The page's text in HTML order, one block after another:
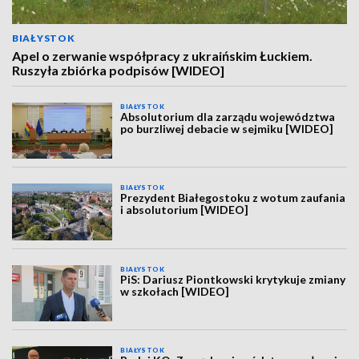
BIAŁYSTOK
Apel o zerwanie współpracy z ukraińskim Łuckiem.
Ruszyła zbiórka podpisów [WIDEO]
BIAŁYSTOK
Absolutorium dla zarządu województwa
po burzliwej debacie w sejmiku [WIDEO]
BIAŁYSTOK
Prezydent Białegostoku z wotum zaufania
i absolutorium [WIDEO]
BIAŁYSTOK
PiS: Dariusz Piontkowski krytykuje zmiany
w szkołach [WIDEO]
BIAŁYSTOK